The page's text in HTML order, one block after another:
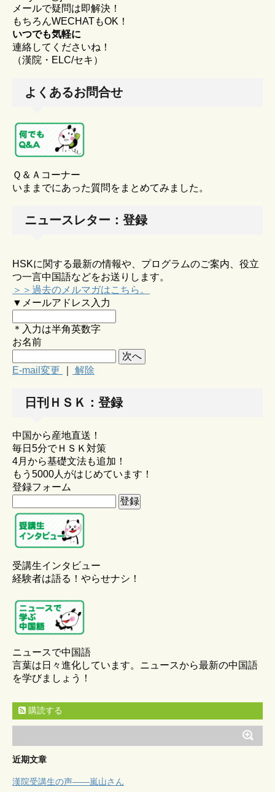
メールで疑問は即解決！
もちろんWECHATもOK！
いつでも気軽に
連絡してくださいね！
（漢院・ELC/セキ）
よくあるお問合せ
Ｑ＆Ａコーナー
いままでにあった質問をまとめてみました。
ニュースレター：登録
HSKに関する最新の情報や、プログラムのご案内、役立
つ一言中国語などをお送りします。
＞＞過去のメルマガはこちら。
▼メールアドレス入力
＊入力は半角英数字
お名前
E-mail変更 解除
日刊ＨＳＫ：登録
中国から産地直送！
毎日5分でＨＳＫ対策
4月から基礎文法も追加！
もう5000人がはじめています！
登録フォーム
受講生インタビュー
経験者は語る！やらせナシ！
ニュースで中国語
言葉は日々進化しています。ニュースから最新の中国語
を学びましょう！
購読する
近期文章
漢院受講生の声——嵐山さん